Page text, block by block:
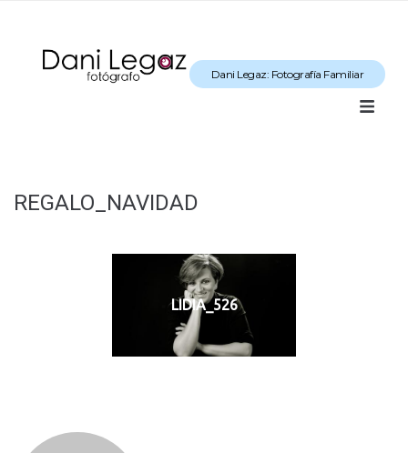
Dani Legaz: Fotografía Familiar
REGALO_NAVIDAD
LIDIA_526